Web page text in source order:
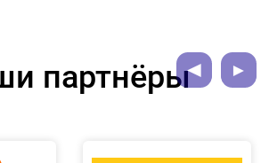
партнёры